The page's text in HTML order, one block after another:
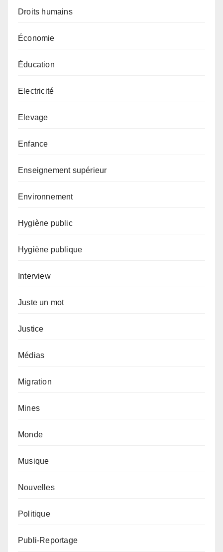
Droits humains
Économie
Éducation
Electricité
Elevage
Enfance
Enseignement supérieur
Environnement
Hygiène public
Hygiène publique
Interview
Juste un mot
Justice
Médias
Migration
Mines
Monde
Musique
Nouvelles
Politique
Publi-Reportage